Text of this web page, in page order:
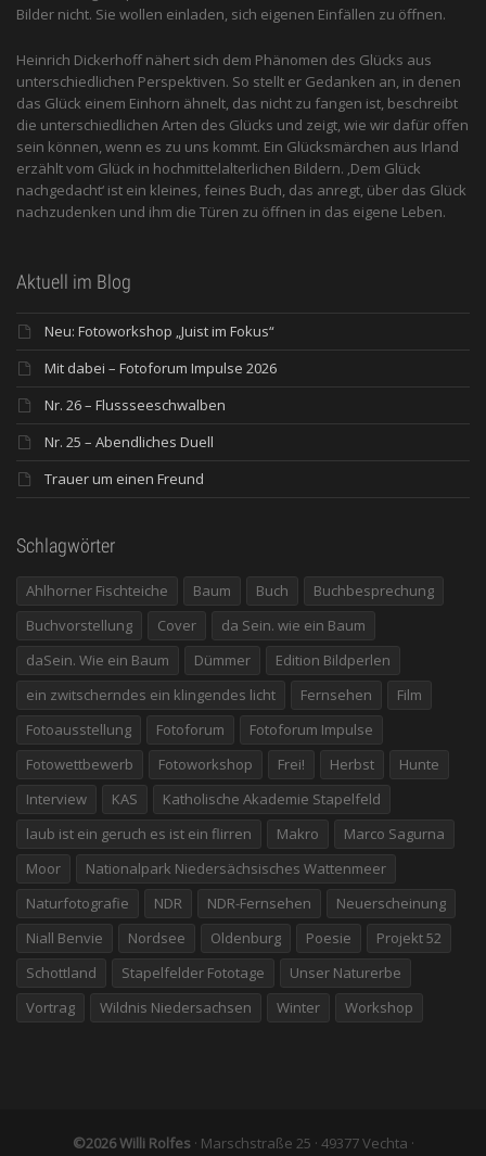
Bilder nicht. Sie wollen einladen, sich eigenen Einfällen zu öffnen.
Heinrich Dickerhoff nähert sich dem Phänomen des Glücks aus
unterschiedlichen Perspektiven. So stellt er Gedanken an, in denen
das Glück einem Einhorn ähnelt, das nicht zu fangen ist, beschreibt
die unterschiedlichen Arten des Glücks und zeigt, wie wir dafür offen
sein können, wenn es zu uns kommt. Ein Glücksmärchen aus Irland
erzählt vom Glück in hochmittelalterlichen Bildern. ‚Dem Glück
nachgedacht‘ ist ein kleines, feines Buch, das anregt, über das Glück
nachzudenken und ihm die Türen zu öffnen in das eigene Leben.
Aktuell im Blog
Neu: Fotoworkshop „Juist im Fokus“
Mit dabei – Fotoforum Impulse 2026
Nr. 26 – Flussseeschwalben
Nr. 25 – Abendliches Duell
Trauer um einen Freund
Schlagwörter
Ahlhorner Fischteiche Baum Buch
Buchbesprechung
Buchvorstellung
Cover
da Sein. wie ein Baum
daSein. Wie ein Baum
Dümmer
Edition Bildperlen
ein zwitscherndes ein klingendes licht
Fernsehen
Film
Fotoausstellung
Fotoforum
Fotoforum Impulse
Fotowettbewerb
Fotoworkshop Frei! Herbst
Hunte
Interview
KAS
Katholische Akademie Stapelfeld
laub ist ein geruch es ist ein flirren
Makro
Marco Sagurna
Moor
Nationalpark Niedersächsisches Wattenmeer
Naturfotografie
NDR NDR-Fernsehen
Neuerscheinung
Niall Benvie
Nordsee Oldenburg Poesie
Projekt 52
Schottland
Stapelfelder Fototage
Unser Naturerbe
Vortrag
Wildnis Niedersachsen Winter Workshop
©2026 Willi Rolfes· Marschstraße 25 · 49377 Vechta ·